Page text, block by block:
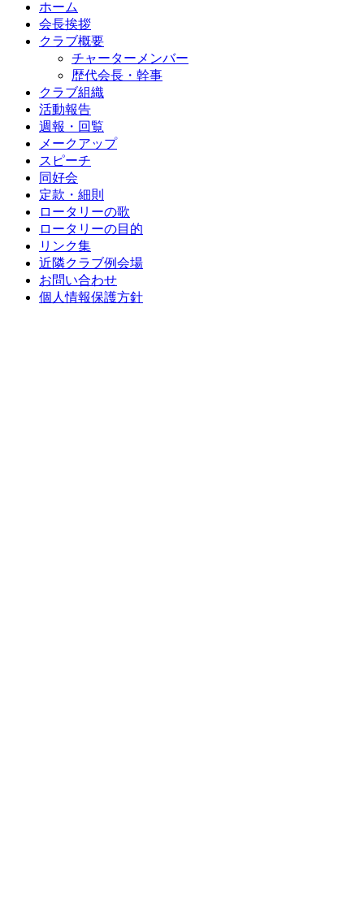
ホーム
会長挨拶
クラブ概要
チャーターメンバー
歴代会長・幹事
クラブ組織
活動報告
週報・回覧
メークアップ
スピーチ
同好会
定款・細則
ロータリーの歌
ロータリーの目的
リンク集
近隣クラブ例会場
お問い合わせ
個人情報保護方針